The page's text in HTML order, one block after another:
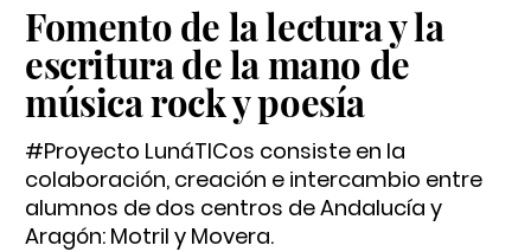
Fomento de la lectura y la
escritura de la mano de
música rock y poesía
#Proyecto LunáTICos consiste en la
colaboración, creación e intercambio entre
alumnos de dos centros de Andalucía y
Aragón: Motril y Movera.